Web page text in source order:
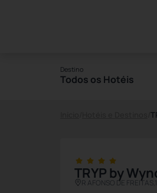
Destino
Todos os Hotéis
TRYP by
R AFONSO DE